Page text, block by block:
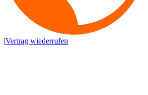
|Vertrag wiederrufen